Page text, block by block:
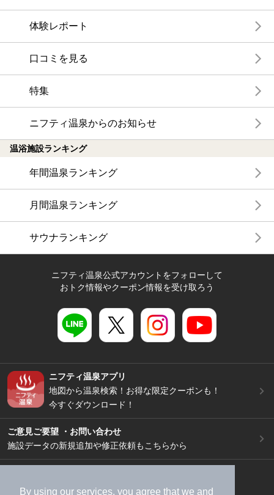
By using our services, you agree that we and
体験レポート
口コミを見る
特集
ニフティ温泉からのお知らせ
温浴施設ランキング
年間温泉ランキング
月間温泉ランキング
サウナランキング
ニフティ温泉公式アカウントをフォローして
おトク情報やクーポン情報を受け取ろう
ニフティ温泉アプリ
地図から温泉検索！お得な限定クーポンも！
今すぐダウンロード！
ご意見ご要望 ・お問い合わせ
施設データの新規追加や修正依頼もこちらから
加盟店募集（資料請求）
広告出稿のご案内